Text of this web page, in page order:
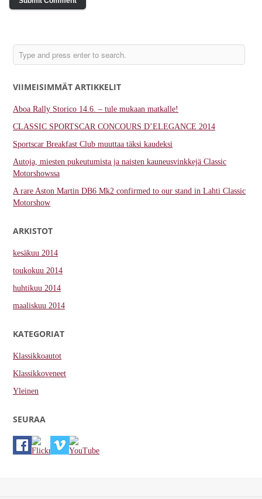
VIIMEISIMMÄT ARTIKKELIT
Aboa Rally Storico 14.6. – tule mukaan matkalle!
CLASSIC SPORTSCAR CONCOURS D’ELEGANCE 2014
Sportscar Breakfast Club muuttaa täksi kaudeksi
Autoja, miesten pukeutumista ja naisten kauneusvinkkejä Classic
Motorshowssa
A rare Aston Martin DB6 Mk2 confirmed to our stand in Lahti Classic
Motorshow
ARKISTOT
kesäkuu 2014
toukokuu 2014
huhtikuu 2014
maaliskuu 2014
KATEGORIAT
Klassikkoautot
Klassikkoveneet
Yleinen
SEURAA